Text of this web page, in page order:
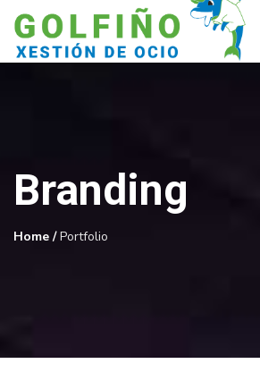
Branding
Home /Portfolio